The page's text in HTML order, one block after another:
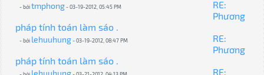
- bởitmphong- 03-19-2012, 05:45 PM
RE:
Phương
pháp tính toán làm sáo .
- bởi lehuuhung- 03-19-2012, 08:47 PM
RE:
Phương
pháp tính toán làm sáo .
RE: